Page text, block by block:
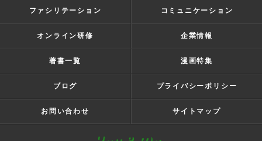
ファシリテーション コミュニケーション
オンライン研修 企業情報
著書一覧 漫画特集
ブログ プライバシーポリシー
お問い合わせ サイトマップ